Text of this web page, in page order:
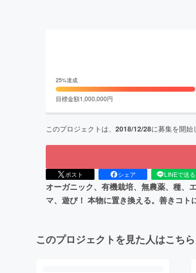
25%達成
目標金額1,000,000円
このプロジェクトは、 2018/12/28に募集を開始
ポスト シェア LINEで送る
オーガニック、有機栽培、無農薬、種、
マ、遊び！ 本物に置き換える。善きコト
このプロジェクトを見た人はこち